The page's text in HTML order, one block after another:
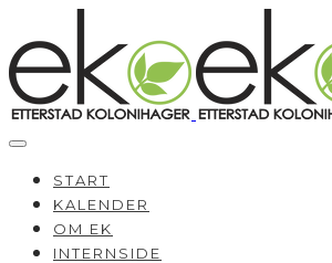
START
KALENDER
OM EK
INTERNSIDE